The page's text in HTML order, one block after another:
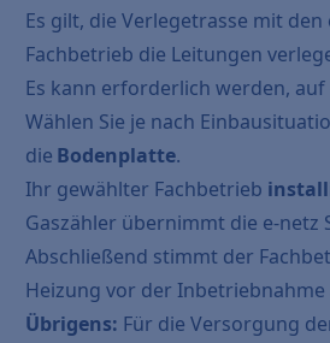
Es gilt, die Verlegetrasse mit
Fachbetrieb die Leitungen
Es kann erforderlich werden,
Wählen Sie je nach
die Bodenplatte.
Ihr gewählter Fachbetrieb
Gaszähler übernimmt die e-netz
Abschließend stimmt der
Heizung vor der Inbetriebnahme
Übrigens: Für die Versorgung